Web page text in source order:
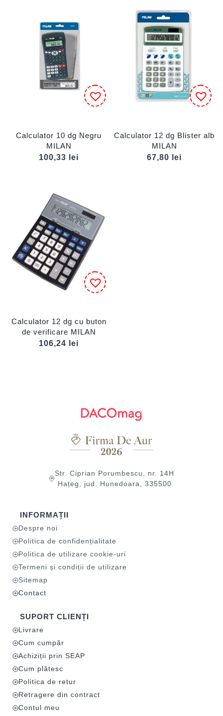
Calculator 10 dg Negru
MILAN
100,33
lei
Calculator 12 dg Blister alb
MILAN
67,80
lei
Calculator 12 dg cu buton
de verificare MILAN
106,24
lei
Str. Ciprian Porumbescu, nr. 14H
Hațeg, jud. Hunedoara, 335500
INFORMAȚII
Despre noi
Politica de confidențialitate
Politica de utilizare cookie-uri
Termeni și condiții de utilizare
Sitemap
Contact
SUPORT CLIENȚI
Livrare
Cum cumpăr
Achiziții prin SEAP
Cum plătesc
Politica de retur
Retragere din contract
Contul meu